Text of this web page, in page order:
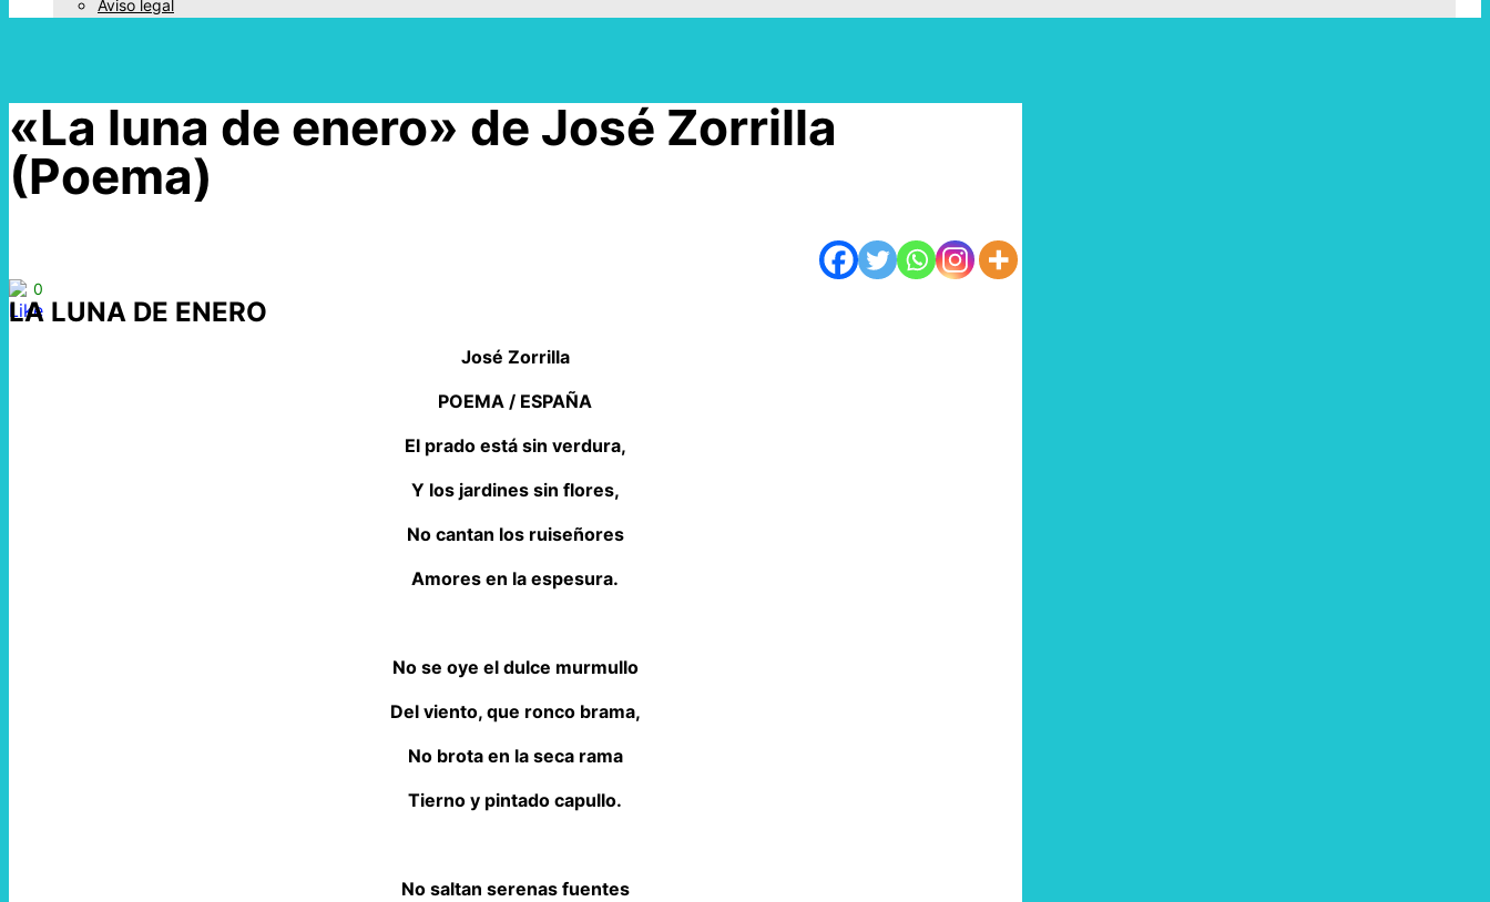
Aviso legal
«La luna de enero» de José Zorrilla
(Poema)
0
LA LUNA DE ENERO
José Zorrilla
POEMA / ESPAÑA
El prado está sin verdura,
Y los jardines sin flores,
No cantan los ruiseñores
Amores en la espesura.
No se oye el dulce murmullo
Del viento, que ronco brama,
No brota en la seca rama
Tierno y pintado capullo.
No saltan serenas fuentes